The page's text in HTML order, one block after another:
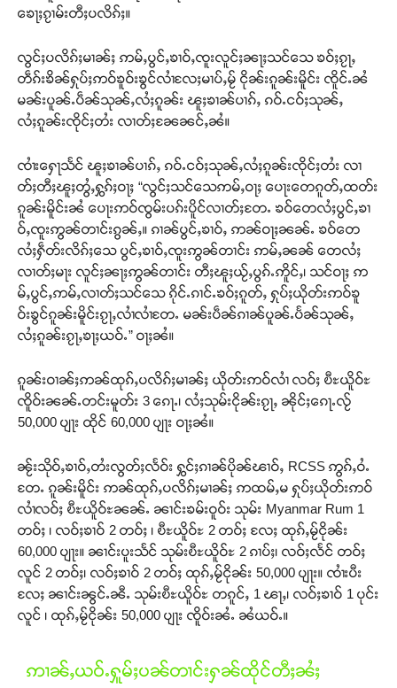
ၶေႃႈၵႂၢမ်းတီႈပလိၵ်ႈ။
လွင်ႈပလိၵ်ႈမၢၼ်ႈ ဢမ်ႇပွင်ႇၶၢဝ်ႇၸူးလူင်ႈၼႃႈသင်သေ ၶဝ်ႈၵႂႃႇ
တဵၵ်းၶိၼ်ႁုပ်ႈဢဝ်ၶူဝ်းၶွင်လၢႆလႄႈမၢပ်ႇမႂ် ငိုၼ်းၵူၼ်းမိူင်း ၸိူင်ႉၼႆ
မၼ်းပူၼ်ႉပဵၼ်သုၼ်ႇလႆႈၵူၼ်း ၽူႈၶၢၼ်ပၢၵ်ႇ ၵဝ်ႉငဝ်ႈသုၼ်ႇ
လႆႈၵူၼ်းၸိုင်ႈတႆး လၢတ်ႈၼႄၼင်ႇၼႆ။
ၸၢႆးႁေႃသႅင် ၽူႈၶၢၼ်ပၢၵ်ႇ ၵဝ်ႉငဝ်ႈသုၼ်ႇလႆႈၵူၼ်းၸိုင်ႈတႆး လၢ
တ်ႈတီႈၽူႈတွႆႇႁွၵ်ႈဝႃႈ “လွင်ႈသင်သေဢမ်ႇဝႃႈ ပေႃးတေၵူတ်ႇထတ်း
ၵူၼ်းမိူင်းၼႆ ပေႃးဢဝ်ၸွမ်းပၵ်းပိူင်လၢတ်ႈတႄႉ ၶဝ်တေလႆႈပွင်ႇၶၢ
ဝ်ႇၸူးဢွၼ်တၢင်းၵွၼ်ႇ။ ၵၢၼ်ပွင်ႇၶၢဝ်ႇ ဢၼ်ဝႃႈၼၼ်ႉ ၶဝ်တေ
လႆႈႁဵတ်းလိၵ်ႈသေ ပွင်ႇၶၢဝ်ႇၸူးဢွၼ်တၢင်း ဢမ်ႇၼၼ် တေလႆႈ
လၢတ်ႈမႃး လူင်ႈၼႃႈဢွၼ်တၢင်း တီႈၽူႈယႂ်ႇပွၵ်ႉဢိူင်ႇ၊ သင်ဝႃႈ ဢ
မ်ႇပွင်ႇဢမ်ႇလၢတ်ႈသင်သေ ၵိုင်ႉၵၢင်ႉၶဝ်ႈၵူတ်ႇ ႁုပ်ႈယိုတ်းဢဝ်ၶူ
ဝ်းၶွင်ၵူၼ်းမိူင်းၵႂႃႇလၢႆလၢႆတႄႉ မၼ်းပဵၼ်ၵၢၼ်ပူၼ်ႉပႅၼ်သုၼ်ႇ
လႆႈၵူၼ်းၵႂႃႇၶႃႈယဝ်ႉ” ဝႃႈၼႆ။
ၵူၼ်းဝၢၼ်ႈဢၼ်ထုၵ်ႇပလိၵ်ႈမၢၼ်ႈ ယိုတ်းဢဝ်လၢႆ လဝ်ႈ ၿီႊယိူဝ်ႊ
ၸိူဝ်းၼၼ်ႉတင်းမူတ်း 3 ၵေႃႉ၊ လႆႈသုမ်းငိုၼ်းၵႂႃႇ ၼိုင်ႈၵေႃႉလႂ်
50,000 ပျႃး ထိုင် 60,000 ပျႃး ဝႃႈၼႆ။
ၼႂ်းသိုဝ်ႇၶၢဝ်ႇတႆးလွတ်ႈလႅဝ်း ႁွင်ႈၵၢၼ်ပိုၼ်ၽၢဝ်ႇ RCSS ဢွၵ်ႇဝႆႉ
တႄႉ ၵူၼ်းမိူင်း ဢၼ်ထုၵ်ႇပလိၵ်ႈမၢၼ်ႈ ဢထမ်ႇမ ႁုပ်ႈယိုတ်းဢဝ်
လၢႆလဝ်ႈ ၿီႊယိူဝ်ႊၼၼ်ႉ ၼၢင်းၶမ်းဝူဝ်း သုမ်း Myanmar Rum 1
တဝ်ႈ ၊ လဝ်ႈၶၢဝ် 2 တဝ်ႈ ၊ ၿီႊယိူဝ်ႊ 2 တဝ်ႈ လႄႈ ထုၵ်ႇမႂ်ငိုၼ်း
60,000 ပျႃး။ ၼၢင်းပူးသႅင် သုမ်းၿီႊယိူဝ်ႊ 2 ၵၢပ်ႈ၊ လဝ်ႈလႅင် တဝ်ႈ
လူင် 2 တဝ်ႈ၊ လဝ်ႈၶၢဝ် 2 တဝ်ႈ ထုၵ်ႇမႂ်ငိုၼ်း 50,000 ပျႃး။ ၸၢႆးပီး
လႄႈ ၼၢင်းၼွင်ႉၼီႉ သုမ်းၿီႊယိူဝ်ႊ တၵူင်ႇ 1 ၽႃႇ၊ လဝ်ႈၶၢဝ် 1 ပုင်း
လူင် ၊ ထုၵ်ႇမႂ်ငိုၼ်း 50,000 ပျႃး ၸိူဝ်းၼႆႉ ၼႆယဝ်ႉ။
ဢၢၼ်ႇယဝ်ႉႁူမ်ႈပၼ်တၢင်းႁၼ်ထိုင်တီႈၼႆႈ